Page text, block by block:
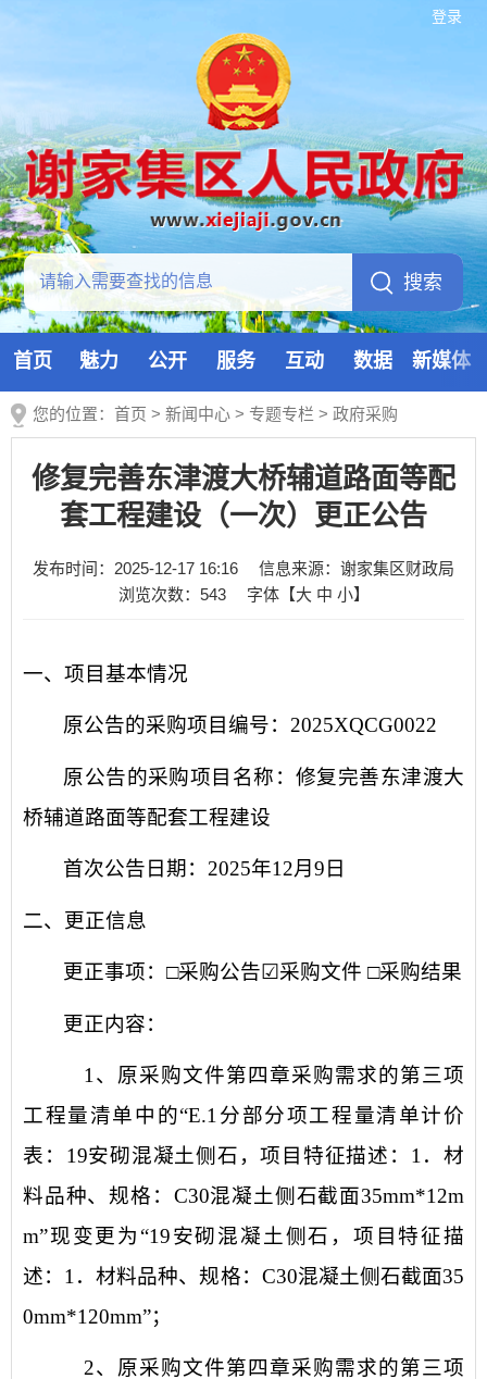
登录
首页 魅力 公开 服务 互动 数据 新媒体
您的位置： 首页 > 新闻中心 > 专题专栏 > 政府采购
修复完善东津渡大桥辅道路面等配
套工程建设（一次）更正公告
发布时间：2025-12-17 16:16
信息来源：谢家集区财政局
浏览次数： 543 字体【大 中 小】
一、项目基本情况
原公告的采购项目编号：2025XQCG0022
原公告的采购项目名称：修复完善东津渡大
桥辅道路面等配套工程建设
首次公告日期： 2025年12月9 日
二、更正信息
更正事项：□采购公告☑采购文件 □采购结果
更正内容：
1、 原采购文件第四章采购需求的第三项
工程量清单中的“E.1分部分项工程量清单计价
表：19安砌混凝土侧石，项目特征描述：1．材
料品种、规格：C30混凝土侧石截面35mm*12m
m”现变更为“19安砌混凝土侧石，项目特征描
述：1．材料品种、规格：C30混凝土侧石截面35
0mm*120mm”；
2、 原采购文件第四章采购需求的第三项